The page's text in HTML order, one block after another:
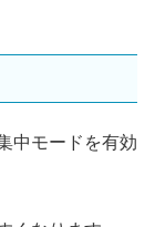
中モードを有効